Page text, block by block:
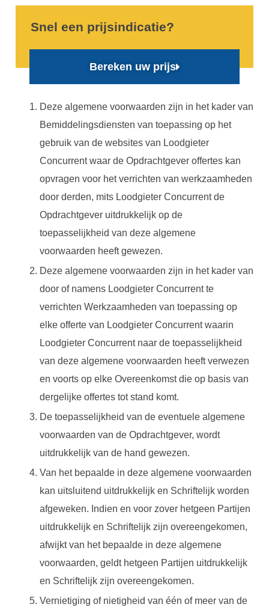
Snel een prijsindicatie?
Bereken uw prijs
Deze algemene voorwaarden zijn in het kader van
Bemiddelingsdiensten van toepassing op het
gebruik van de websites van Loodgieter
Concurrent waar de Opdrachtgever offertes kan
opvragen voor het verrichten van werkzaamheden
door derden, mits Loodgieter Concurrent de
Opdrachtgever uitdrukkelijk op de
toepasselijkheid van deze algemene
voorwaarden heeft gewezen.
Deze algemene voorwaarden zijn in het kader van
door of namens Loodgieter Concurrent te
verrichten Werkzaamheden van toepassing op
elke offerte van Loodgieter Concurrent waarin
Loodgieter Concurrent naar de toepasselijkheid
van deze algemene voorwaarden heeft verwezen
en voorts op elke Overeenkomst die op basis van
dergelijke offertes tot stand komt.
De toepasselijkheid van de eventuele algemene
voorwaarden van de Opdrachtgever, wordt
uitdrukkelijk van de hand gewezen.
Van het bepaalde in deze algemene voorwaarden
kan uitsluitend uitdrukkelijk en Schriftelijk worden
afgeweken. Indien en voor zover hetgeen Partijen
uitdrukkelijk en Schriftelijk zijn overeengekomen,
afwijkt van het bepaalde in deze algemene
voorwaarden, geldt hetgeen Partijen uitdrukkelijk
en Schriftelijk zijn overeengekomen.
Vernietiging of nietigheid van één of meer van de